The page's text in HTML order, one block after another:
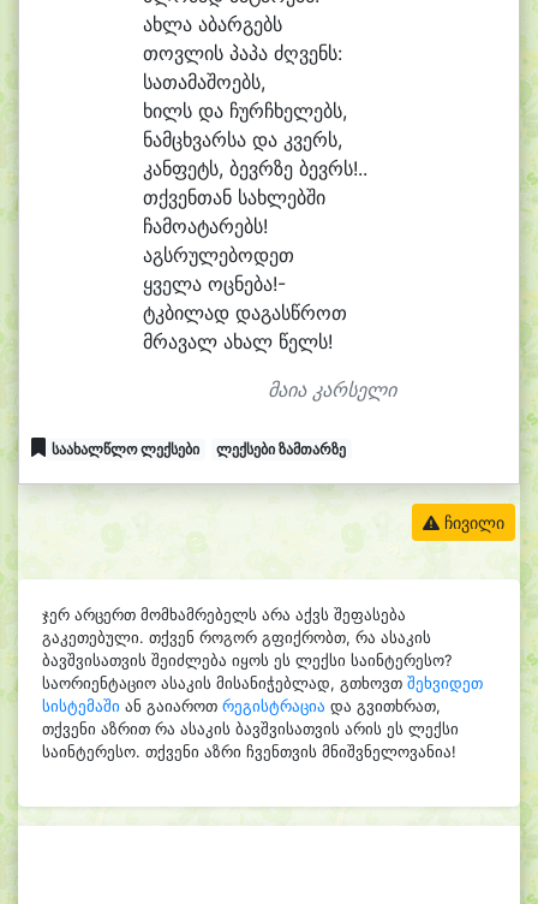
ახლა აბარგებს
თოვლის პაპა ძღვენს:
სათამაშოებს,
ხილს და ჩურჩხელებს,
ნამცხვარსა და კვერს,
კანფეტს, ბევრზე ბევრს!..
თქვენთან სახლებში
ჩამოატარებს!
აგსრულებოდეთ
ყველა ოცნება!-
ტკბილად დაგასწროთ
მრავალ ახალ წელს!
მაია კარსელი
საახალწლო ლექსები ლექსები ზამთარზე
ჩივილი
ჯერ არცერთ მომხამრებელს არა აქვს შეფასება
გაკეთებული. თქვენ როგორ გფიქრობთ, რა ასაკის
ბავშვისათვის შეიძლება იყოს ეს ლექსი საინტერესო?
საორიენტაციო ასაკის მისანიჭებლად, გთხოვთ შეხვიდეთ
სისტემაში ან გაიაროთ რეგისტრაცია და გვითხრათ,
თქვენი აზრით რა ასაკის ბავშვისათვის არის ეს ლექსი
საინტერესო. თქვენი აზრი ჩვენთვის მნიშვნელოვანია!